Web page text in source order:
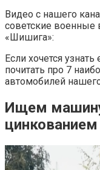
Видео с нашего
советские военные
«Шишига»:
Если хочется
почитать про 7
автомобилей
Ищем
цинкованием